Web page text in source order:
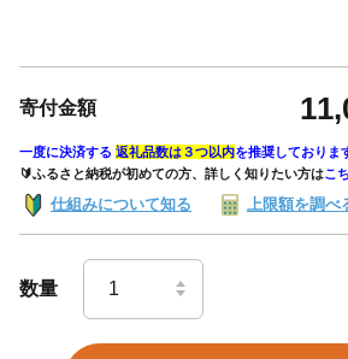
寄付金額
一度に決済する 返礼品数は３つ以内を推奨しておりま
🔰ふるさと納税が初めての方、詳しく知りたい方はこ
仕組みについて知る 上限額を調べ
数量